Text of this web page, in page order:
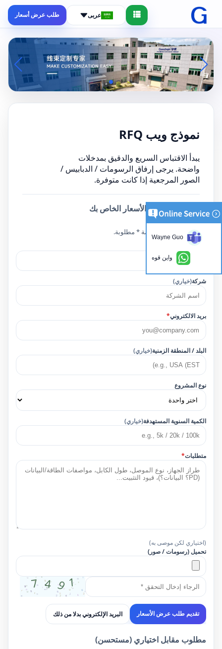
عربى طلب عرض أسعار
نموذج ويب RFQ
يبدأ الاقتباس السريع والدقيق بمدخلات
واضحة. يرجى إرفاق الرسومات / الدبابيس /
الصور المرجعية إذا كانت متوفرة.
أرسل طلب عرض الأسعار الخاص بك
الحقول التي تحمل علامة * مطلوبة.
اسم*
شركة(خياري)
بريد الالكتروني*
البلد / المنطقة الزمنية(خياري)
نوع المشروع
الكمية السنوية المستهدفة(خياري)
متطلبات*
(اختياري لكن موصى به)
تحميل (رسومات / صور)
تقديم طلب عرض الأسعار البريد الإلكتروني بدلا من ذلك
مطلوب مقابل اختياري (مستحسن)
Wayne Guo
واين قوه